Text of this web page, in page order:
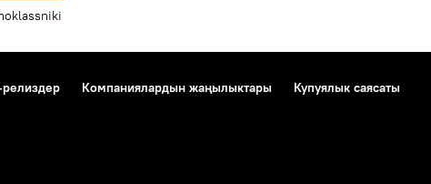
Компаниялардын жаңылыктары
Купуялык саясаты